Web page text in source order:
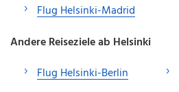
Flug Helsinki-Madrid
Andere Reiseziele ab Helsinki
Flug Helsinki-Berlin